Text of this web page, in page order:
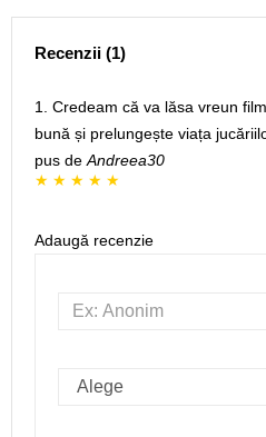
Recenzii (1)
1. Credeam că va lăsa vreun
bună și prelungește viața
pus de Andreea30
Adaugă recenzie